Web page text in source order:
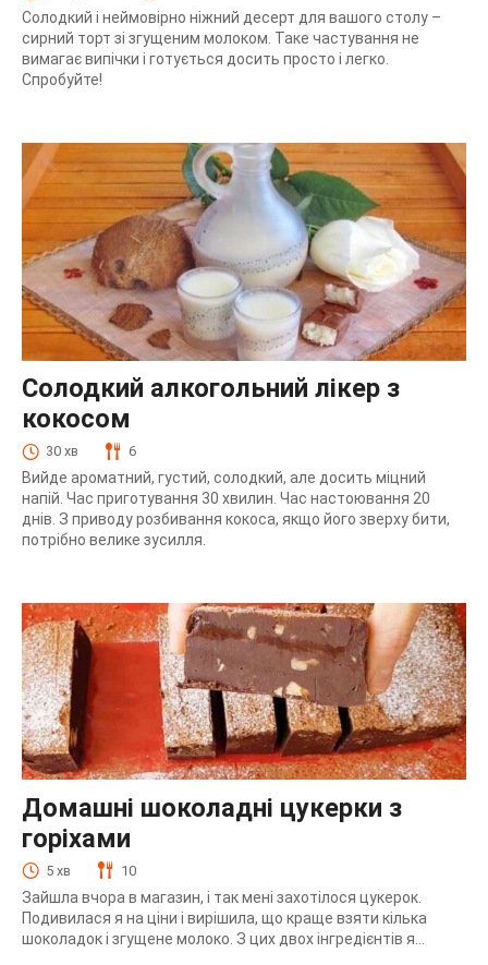
Солодкий і неймовірно ніжний десерт для вашого столу –
сирний торт зі згущеним молоком. Таке частування не
вимагає випічки і готується досить просто і легко.
Спробуйте!
Солодкий алкогольний лікер з
кокосом
30 хв 6
Вийде ароматний, густий, солодкий, але досить міцний
напій. Час приготування 30 хвилин. Час настоювання 20
днів. З приводу розбивання кокоса, якщо його зверху бити,
потрібно велике зусилля.
Домашні шоколадні цукерки з
горіхами
5 хв 10
Зайшла вчора в магазин, і так мені захотілося цукерок.
Подивилася я на ціни і вирішила, що краще взяти кілька
шоколадок і згущене молоко. З цих двох інгредієнтів я...